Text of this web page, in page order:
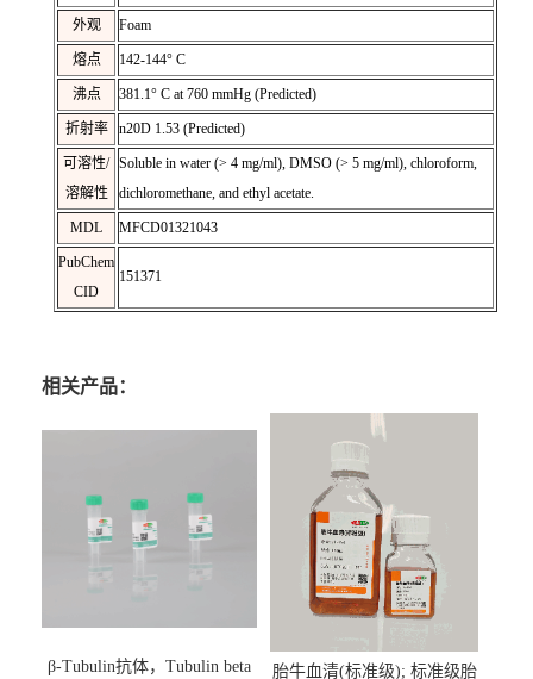
外观 Foam
熔点 142-144° C
沸点 381.1° C at 760 mmHg (Predicted)
折射率 n20D 1.53 (Predicted)
可溶性/
溶解性
Soluble in water (> 4 mg/ml), DMSO (> 5 mg/ml), chloroform,
dichloromethane, and ethyl acetate.
MDL MFCD01321043
PubChem
CID
151371
相关产品：
β-Tubulin抗体，Tubulin beta 胎牛血清(标准级); 标准级胎